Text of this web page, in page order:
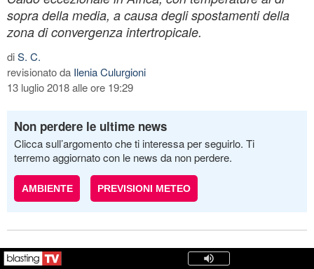
sopra della media, a causa degli spostamenti della
zona di convergenza intertropicale.
diS. C.
revisionato da Ilenia Culurgioni
13 luglio 2018 alle ore 19:29
Non perdere le ultime news
Clicca sull’argomento che ti interessa per seguirlo. Ti
terremo aggiornato con le news da non perdere.
AMBIENTE PREVISIONI METEO